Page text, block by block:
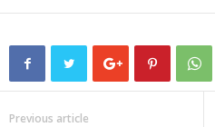
Previous article